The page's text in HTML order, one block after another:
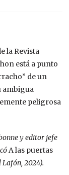
la Revista
está a punto
de un
ambigua
peligrosa
y editor jefe
A las puertas
2024).